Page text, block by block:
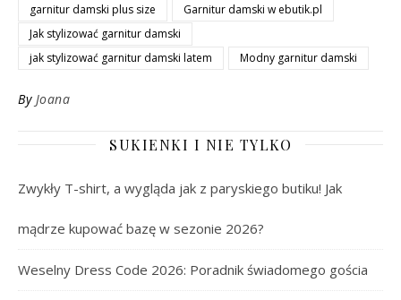
garnitur damski plus size
Garnitur damski w ebutik.pl
Jak stylizować garnitur damski
jak stylizować garnitur damski latem
Modny garnitur damski
By Joana
SUKIENKI I NIE TYLKO
Zwykły T-shirt, a wygląda jak z paryskiego butiku! Jak
mądrze kupować bazę w sezonie 2026?
Weselny Dress Code 2026: Poradnik świadomego gościa